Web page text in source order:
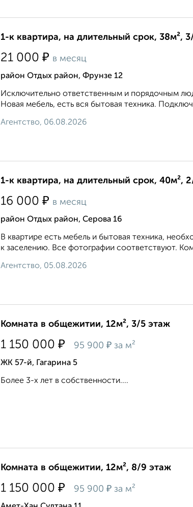
1-к квартира, на длительный срок, 38м²,
21 000 ₽ в месяц
район Отдых район, Фрунзе 12
Исключительно ответственным и порядочным
Новая мебель, есть вся бытовая техника.
Агентство, 06.08.2026
1-к квартира, на длительный срок, 40м²,
16 000 ₽ в месяц
район Отдых район, Серова 16
В квартире есть мебель и бытовая техника,
к заселению. Все фотографии соответствуют.
Агентство, 05.08.2026
Комната в общежитии, 12м², 3/5 этаж
1 150 000 ₽ 95 900 ₽ за м²
ЖК 57-й, Гагарина 5
Более 3-х лет в собственности....
Комната в общежитии, 12м², 8/9 этаж
1 150 000 ₽ 95 900 ₽ за м²